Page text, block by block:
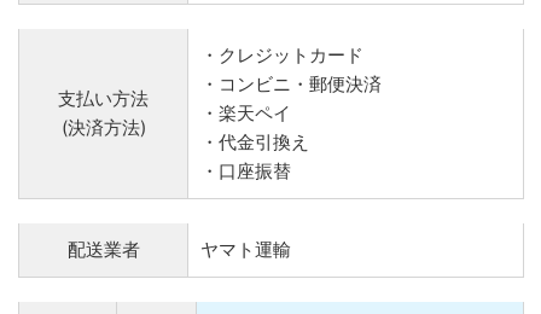
支払い方法
(決済方法)
・クレジットカード
・コンビニ・郵便決済
・楽天ペイ
・代金引換え
・口座振替
配送業者 ヤマト運輸